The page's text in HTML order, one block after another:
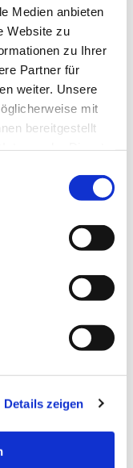
Medien anbieten
Website zu
zu Ihrer
Partner für
weiter. Unsere
mit
bereitgestellt
Details zeigen